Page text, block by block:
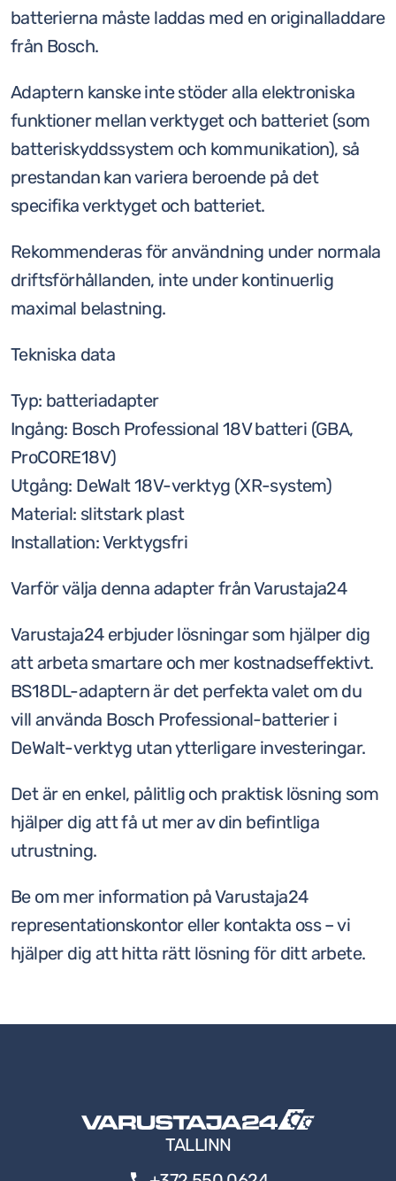
batterierna måste laddas med en originalladdare
från Bosch.
Adaptern kanske inte stöder alla elektroniska
funktioner mellan verktyget och batteriet (som
batteriskyddssystem och kommunikation), så
prestandan kan variera beroende på det
specifika verktyget och batteriet.
Rekommenderas för användning under normala
driftsförhållanden, inte under kontinuerlig
maximal belastning.
Tekniska data
Typ: batteriadapter
Ingång: Bosch Professional 18V batteri (GBA,
ProCORE18V)
Utgång: DeWalt 18V-verktyg (XR-system)
Material: slitstark plast
Installation: Verktygsfri
Varför välja denna adapter från Varustaja24
Varustaja24 erbjuder lösningar som hjälper dig
att arbeta smartare och mer kostnadseffektivt.
BS18DL-adaptern är det perfekta valet om du
vill använda Bosch Professional-batterier i
DeWalt-verktyg utan ytterligare investeringar.
Det är en enkel, pålitlig och praktisk lösning som
hjälper dig att få ut mer av din befintliga
utrustning.
Be om mer information på Varustaja24
representationskontor eller kontakta oss – vi
hjälper dig att hitta rätt lösning för ditt arbete.
TALLINN